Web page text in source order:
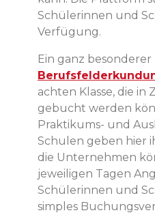
Schülerinnen und
Verfügung.
Ein ganz
achten Klasse, die
gebucht werden
Praktikums- und
Schulen geben hier
die Unternehmen
jeweiligen Tagen
Schülerinnen und
simples